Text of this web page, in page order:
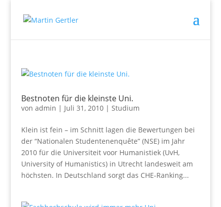
Bestnoten für die kleinste Uni.
von admin | Juli 31, 2010| Studium
Klein ist fein – im Schnitt lagen die Bewertungen bei
der “Nationalen Studentenenquête” (NSE) im Jahr
2010 für die Universiteit voor Humanistiek (UvH,
University of Humanistics) in Utrecht landesweit am
höchsten. In Deutschland sorgt das CHE-Ranking...